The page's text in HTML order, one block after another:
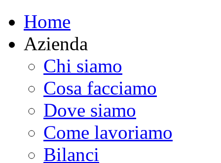
Home
Azienda
Chi siamo
Cosa facciamo
Dove siamo
Come lavoriamo
Bilanci